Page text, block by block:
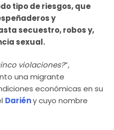
tipo de riesgos, que
y
secuestro, robos y,
sexual.
violaciones?”,
una migrante
económicas en su
Dariény cuyo nombre